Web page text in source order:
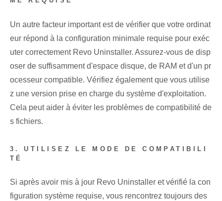
Un autre facteur important est de vérifier que votre ordinat
eur répond à la configuration minimale requise pour exéc
uter correctement Revo Uninstaller. Assurez-vous de disp
oser de suffisamment d'espace disque, de RAM et d'un pr
ocesseur compatible. Vérifiez également que vous utilise
z une version prise en charge du système d'exploitation.
Cela peut aider à éviter les problèmes de compatibilité de
s fichiers.
3. UTILISEZ LE MODE DE COMPATIBILI
TÉ
Si après avoir mis à jour Revo Uninstaller et vérifié la con
figuration système requise, vous rencontrez toujours des